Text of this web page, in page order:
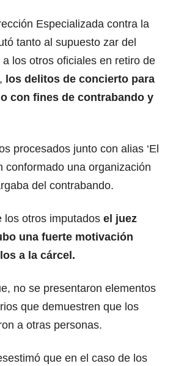
Especializada contra la
tanto al supuesto zar del
los otros oficiales en retiro de
los delitos de concierto para
con fines de contrabando y
procesados junto con alias ‘El
conformado una organización
del contrabando.
los otros imputados el juez
una fuerte motivación
a la cárcel.
no se presentaron elementos
que demuestren que los
a otras personas.
que en el caso de los